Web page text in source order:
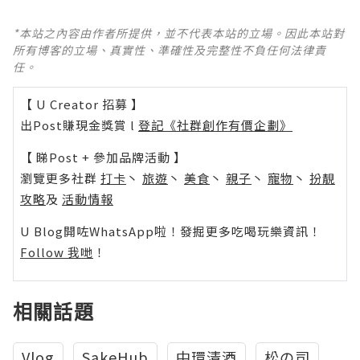
*本站之內容由作者所提供，並不代表本站的立場。因此本站對
所有博客的立場、真實性、準確性及完整性不負任何法律責
任。
【 U Creator 招募 】
出Post賺現金獎賞 l 登記《社群創作有價企劃》
【 睇Post + 參加品牌活動 】
瀏覽更多社群 打卡 丶 旅遊 丶 美食 丶 親子 丶 寵物 丶 扮靚
攻略及 活動情報
U Blog開咗WhatsApp啦！發掘更多吃喝玩樂資訊！
Follow 我哋 ！
相關話題